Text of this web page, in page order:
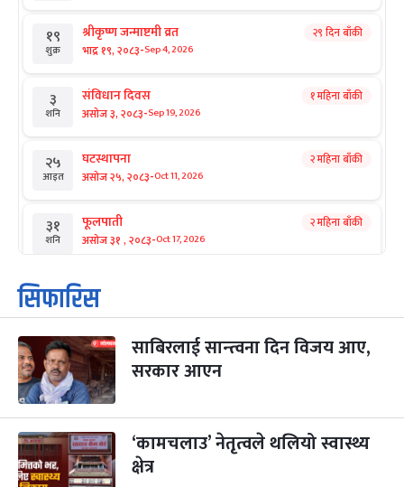
१९
शुक्र
श्रीकृष्ण जन्माष्टमी व्रत
भाद्र १९, २०८३-Sep 4, 2026
२९ दिन बाँकी
३
शनि
संविधान दिवस
असोज ३, २०८३-Sep 19, 2026
१ महिना बाँकी
२५
आइत
घटस्थापना
असोज २५, २०८३-Oct 11, 2026
२ महिना बाँकी
३१
शनि
फूलपाती
असोज ३१ , २०८३-Oct 17, 2026
२ महिना बाँकी
१
आइत
कार्तिक सङ्क्रान्ति
कार्तिक १, २०८३
३
मंगल
महानवमी
कार्तिक ३, २०८३-Oct 20, 2026
२ महिना बाँकी
४
बुध कार्तिक ४, २०८३
५ पापा‌ङ्कुशा एकादशी व्रत
सिफारिस
साबिरलाई सान्त्वना दिन विजय आए,
सरकार आएन
‘कामचलाउ’ नेतृत्वले थलियो स्वास्थ्य
क्षेत्र